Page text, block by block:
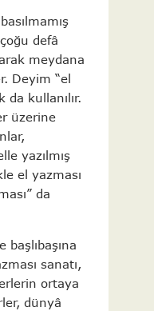
defâ
meydana
Deyim “el
da kullanılır.
üzerine
yazılmış
el yazması
da
sanatı,
ortaya
dünyâ